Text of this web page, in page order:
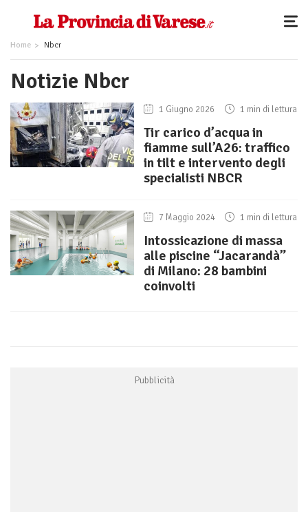
Home Nbcr
Notizie Nbcr
1 Giugno 2026 1 min di lettura
Tir carico d’acqua in
fiamme sull’A26: traffico
in tilt e intervento degli
specialisti NBCR
7 Maggio 2024 1 min di lettura
Intossicazione di massa
alle piscine “Jacarandà”
di Milano: 28 bambini
coinvolti